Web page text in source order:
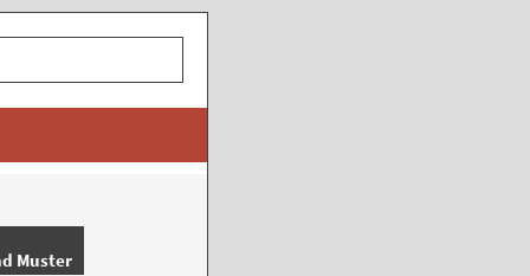
Muster